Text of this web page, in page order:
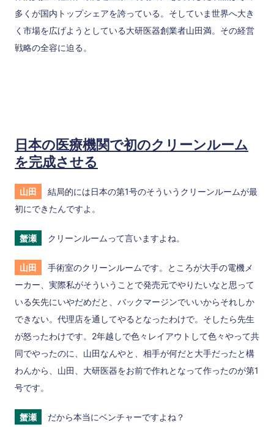
多くが国内トップシェアを誇っている。そしていま世界へ大き
く市場を広げようとしている大研医器創業者山田満。その経営
戦略の全容に迫る。
日本の医療機関で初のクリーンルーム
を完成させる
山田
結局的には日本の第1号のそういうクリーンルームが最
初にできたんですよ。
蟹瀬 クリーンルームって言いますよね。
山田
手術室のクリーンルームです。ところが大手の電機メ
ーカー、実際私がそういうことで発売元でやりたいなと思って
いる矢先にいやだめだと、バックマージンでいいからそれしか
できない。代理店を通してやるとなったわけで。そしたら先生
が怒ったわけです。2年越しで色々レイアウトして色々やって共
同でやったのに、山田なんやと、相手が何だと大手だったと構
わんから、山田、大研医器をお前で作れとなって作ったのが第1
号です。
蟹瀬 だから本当にベンチャーですよね？